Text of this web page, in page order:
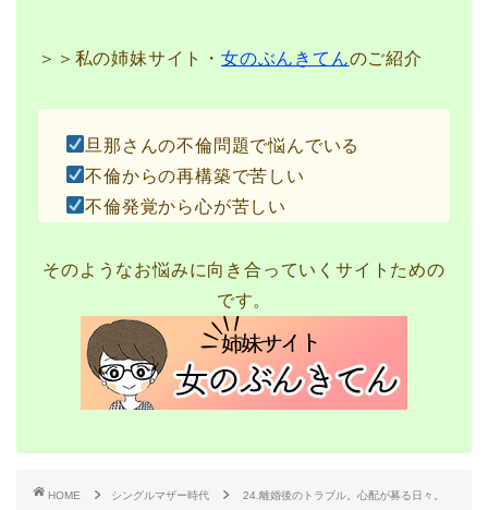
＞＞私の姉妹サイト・ 女のぶんきてんのご紹介
旦那さんの不倫問題で悩んでいる
不倫からの再構築で苦しい
不倫発覚から心が苦しい
そのようなお悩みに向き合っていくサイトための
です。
HOME シングルマザー時代 24.離婚後のトラブル。心配が募る日々。